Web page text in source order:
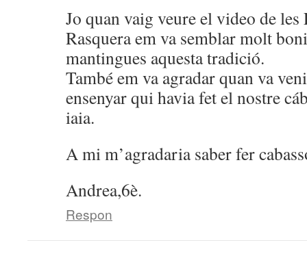
Jo quan vaig veure el video de les
Rasquera em va semblar molt
mantingues aquesta tradició.
També em va agradar quan va
ensenyar qui havia fet el nostre
iaia.
A mi m’agradaria saber fer
Andrea,6è.
Respon